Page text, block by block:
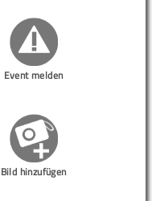
Event melden
Bild hinzufügen